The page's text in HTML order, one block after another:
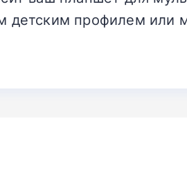
профилем или